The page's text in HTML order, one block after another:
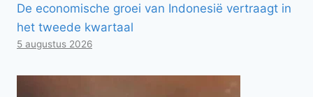
De economische groei van Indonesië vertraagt ​​in
het tweede kwartaal
5 augustus 2026